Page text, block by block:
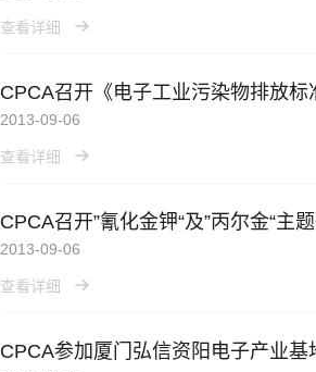
查看详细
2013-09-06
查看详细
CPCA召开”氰化金钾“及”丙尔金“主
2013-09-06
查看详细